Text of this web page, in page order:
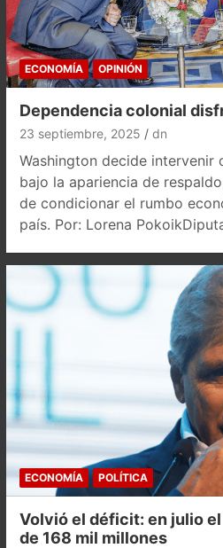
ECONOMÍA OPINIÓN
Dependencia colonial
23 septiembre, 2025 dn
Washington decide intervenir
bajo la apariencia de
de condicionar el rumbo
país. Por: Lorena
ECONOMÍA POLÍTICA
Volvió el déficit: en julio
de 168 mil millones